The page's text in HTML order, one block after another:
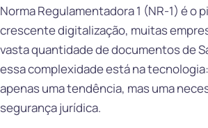
Norma Regulamentadora 1 (NR-1) é
crescente digitalização, muitas
vasta quantidade de documentos de
essa complexidade está na
apenas uma tendência, mas uma
segurança jurídica.